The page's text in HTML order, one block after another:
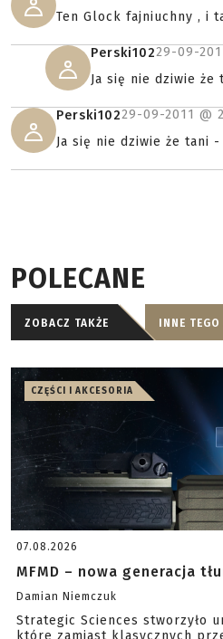
Ten Glock fajniuchny , i
Perski10229-09-
Ja się nie dziwie
Perski10229-09-2011 @
Ja się nie dziwie że tani
POLECANE
ZOBACZ TAKŻE INNE
CZĘŚCI I AKCESORIA
07.08.2026
MFMD – nowa generacja
Damian Niemczuk
Strategic Sciences stworzyło